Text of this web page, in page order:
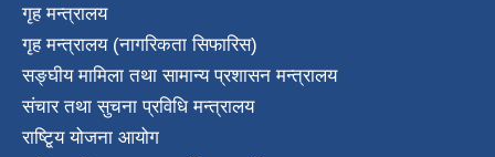
गृह मन्त्रालय
गृह मन्त्रालय (नागरिकता सिफारिस)
सङ्घीय मामिला तथा सामान्य प्रशासन मन्त्रालय
संचार तथा सुचना प्रविधि मन्त्रालय
राष्टि्ृय योजना आयोग